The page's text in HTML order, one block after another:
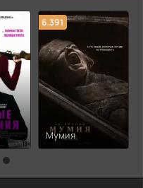
6.391
Мумия